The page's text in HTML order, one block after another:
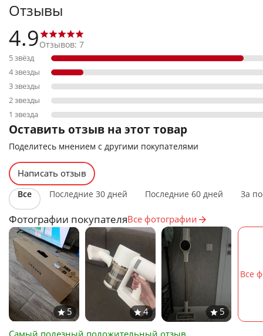
Отзывы
4.9Отзывов: 7
5 звёзд
4 звезды
3 звезды
2 звезды
1 звезда
Оставить отзыв на этот товар
Поделитесь мнением с другими покупателями
Написать отзыв
Все Последние 30 дней Последние 60 дней За
Фотографии покупателяВсе фотографии
Все
Самый полезный положительный отзыв